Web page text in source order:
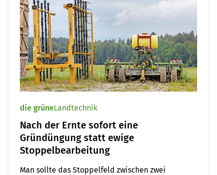
die grüneLandtechnik
Nach der Ernte sofort eine
Gründüngung statt ewige
Stoppelbearbeitung
Man sollte das Stoppelfeld zwischen zwei